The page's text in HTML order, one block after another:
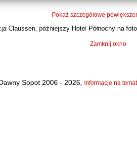
Pokaż szczegółowe
Claussen, późniejszy Hotel Północny na
Zamknij okno
Sopot 2006 - 2026, Informacje na